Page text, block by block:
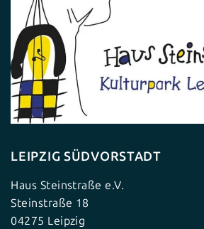
LEIPZIG SÜDVORSTADT
Haus Steinstraße e.V.
Steinstraße 18
04275 Leipzig